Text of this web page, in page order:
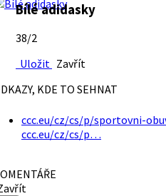
Bílé adidasky
38/2
Uložit Zavřít
KDE TO SEHNAT
ccc.eu/cz/cs/p/sportovni-
ccc.eu/cz/cs/p…